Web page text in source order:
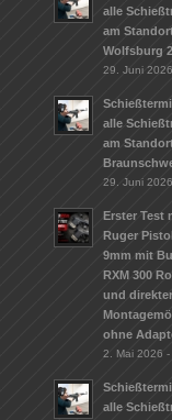
alle
am
Wolfsburg
29. Juni
alle
am
29. Juni
Erster Test
Ruger
9mm mit
RXM 300
und direkter
ohne
2. Mai 2026 -
alle